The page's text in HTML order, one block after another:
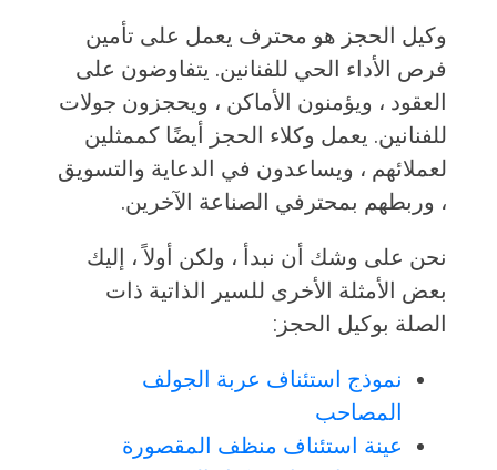
وكيل الحجز هو محترف يعمل على تأمين
فرص الأداء الحي للفنانين. يتفاوضون على
العقود ، ويؤمنون الأماكن ، ويحجزون جولات
للفنانين. يعمل وكلاء الحجز أيضًا كممثلين
لعملائهم ، ويساعدون في الدعاية والتسويق
، وربطهم بمحترفي الصناعة الآخرين.
نحن على وشك أن نبدأ ، ولكن أولاً ، إليك
بعض الأمثلة الأخرى للسير الذاتية ذات
الصلة بوكيل الحجز:
نموذج استئناف عربة الجولف
المصاحب
عينة استئناف منظف المقصورة